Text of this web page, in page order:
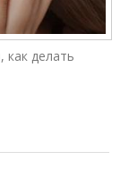
как делать